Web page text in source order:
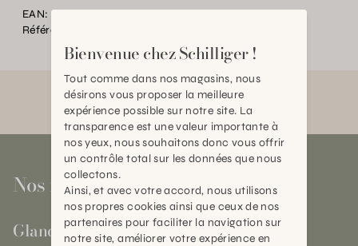
EAN:
2000000125420
Référence:
Nos magasins
Gland
Bienvenue chez Schilliger !
Tout comme dans nos magasins, nous
désirons vous proposer la meilleure
expérience possible sur notre site. La
transparence est une valeur importante à
nos yeux, nous souhaitons donc vous offrir
un contrôle total sur les données que nous
collectons.
Ainsi, et avec votre accord, nous utilisons
nos propres cookies ainsi que ceux de nos
partenaires pour faciliter la navigation sur
notre site, améliorer votre expérience en